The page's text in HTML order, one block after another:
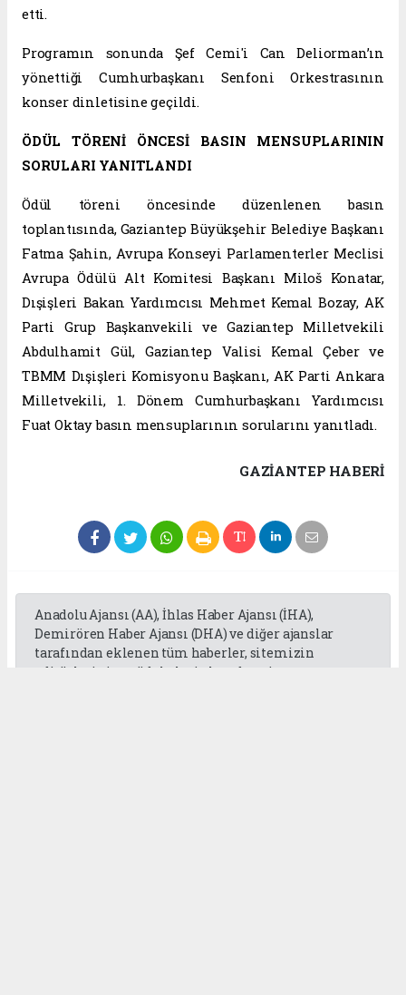
etti.
Programın sonunda Şef Cemi'i Can Deliorman’ın
yönettiği Cumhurbaşkanı Senfoni Orkestrasının
konser dinletisine geçildi.
ÖDÜL TÖRENİ ÖNCESİ BASIN MENSUPLARININ
SORULARI YANITLANDI
Ödül töreni öncesinde düzenlenen basın
toplantısında, Gaziantep Büyükşehir Belediye Başkanı
Fatma Şahin, Avrupa Konseyi Parlamenterler Meclisi
Avrupa Ödülü Alt Komitesi Başkanı Miloš Konatar,
Dışişleri Bakan Yardımcısı Mehmet Kemal Bozay, AK
Parti Grup Başkanvekili ve Gaziantep Milletvekili
Abdulhamit Gül, Gaziantep Valisi Kemal Çeber ve
TBMM Dışişleri Komisyonu Başkanı, AK Parti Ankara
Milletvekili, 1. Dönem Cumhurbaşkanı Yardımcısı
Fuat Oktay basın mensuplarının sorularını yanıtladı.
GAZIANTEP HABERİ
Anadolu Ajansı (AA), İhlas Haber Ajansı (İHA),
Demirören Haber Ajansı (DHA) ve diğer ajanslar
tarafından eklenen tüm haberler, sitemizin
editörlerinin müdahalesi olmadan ajans